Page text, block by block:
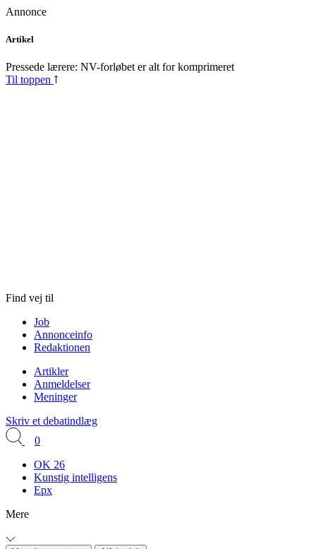
Annonce
Skip
content
Artikel
Pressede lærere: NV-forløbet er alt for komprimeret
Til toppen
Find vej til
Job
Annonceinfo
Redaktionen
Artikler
Anmeldelser
Meninger
Skriv et debatindlæg
0
OK 26
Kunstig intelligens
Epx
Mere